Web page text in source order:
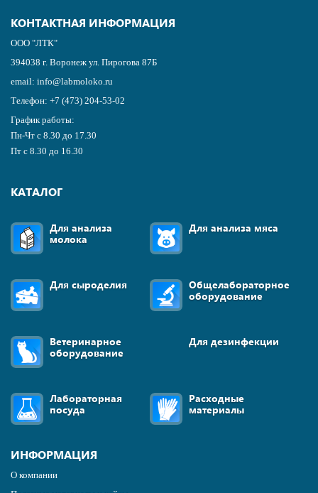
КОНТАКТНАЯ ИНФОРМАЦИЯ
ООО "ЛТК"
394038 г. Воронеж ул. Пирогова 87Б
email: info@labmoloko.ru
Телефон: +7 (473) 204-53-02
График работы:
Пн-Чт с 8.30 до 17.30
Пт с 8.30 до 16.30
КАТАЛОГ
Для анализа
молока
Для анализа мяса
Для сыроделия
Общелабораторное
оборудование
Ветеринарное
оборудование
Для дезинфекции
Лабораторная
посуда
Расходные
материалы
ИНФОРМАЦИЯ
О компании